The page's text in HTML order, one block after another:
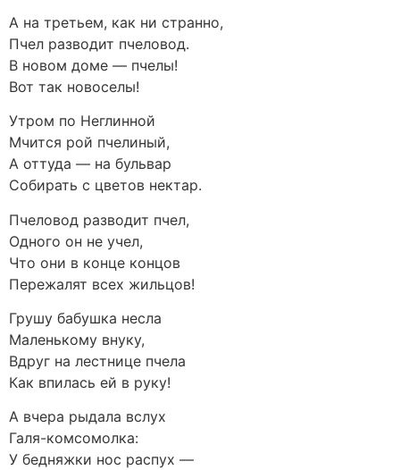
А на третьем, как ни странно,
Пчел разводит пчеловод.
В новом доме — пчелы!
Вот так новоселы!
Утром по Неглинной
Мчится рой пчелиный,
А оттуда — на бульвар
Собирать с цветов нектар.
Пчеловод разводит пчел,
Одного он не учел,
Что они в конце концов
Пережалят всех жильцов!
Грушу бабушка несла
Маленькому внуку,
Вдруг на лестнице пчела
Как впилась ей в руку!
А вчера рыдала вслух
Галя-комсомолка:
У бедняжки нос распух —